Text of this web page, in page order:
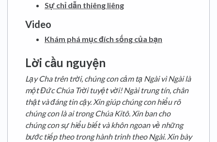
Sự chỉ dẫn thiêng liêng
Video
Khám phá mục đích sống của bạn
Lời cầu nguyện
Lạy Cha trên trời, chúng con cảm tạ Ngài vì Ngài là
một Đức Chúa Trời tuyệt vời! Ngài trung tín, chân
thật và đáng tin cậy. Xin giúp chúng con hiểu rõ
chúng con là ai trong Chúa Kitô. Xin ban cho
chúng con sự hiểu biết và khôn ngoan về những
bước tiếp theo trong hành trình theo Ngài. Xin bày